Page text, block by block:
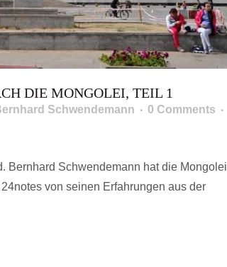
DIE MONGOLEI, TEIL 1
Schwendemann
0 Comments
Bernhard Schwendemann hat die Mongolei
von seinen Erfahrungen aus der